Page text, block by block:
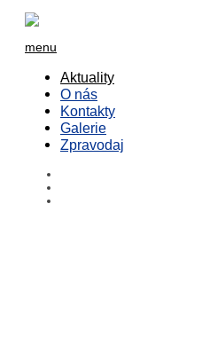
menu
Aktuality
O nás
Kontakty
Galerie
Zpravodaj